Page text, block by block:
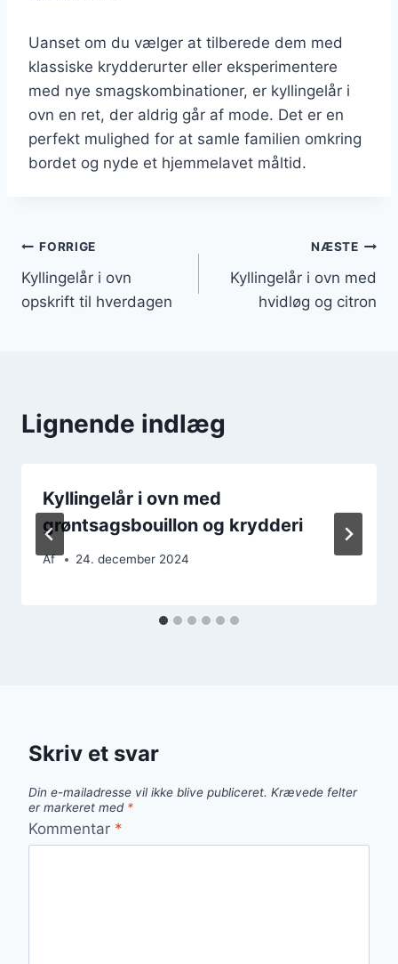
Uanset om du vælger at tilberede dem med
klassiske krydderurter eller eksperimentere
med nye smagskombinationer, er kyllingelår i
ovn en ret, der aldrig går af mode. Det er en
perfekt mulighed for at samle familien omkring
bordet og nyde et hjemmelavet måltid.
Indlægsnavigation
FORRIGE
Kyllingelår i ovn
opskrift til hverdagen
NÆSTE
Kyllingelår i ovn med
hvidløg og citron
Lignende indlæg
Kyllingelår i ovn med
grøntsagsbouillon og krydderi
Af 24. december 2024
Skriv et svar
Din e-mailadresse vil ikke blive publiceret. Krævede felter
er markeret med *
Kommentar *